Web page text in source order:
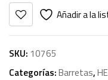
Añadir a la
SKU: 10765
Categorías:Barretas,